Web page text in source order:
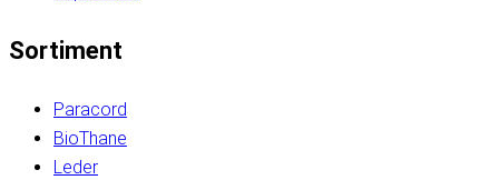
Sortiment
Paracord
BioThane
Leder